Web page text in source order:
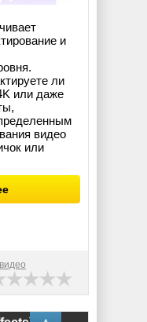
и
ли
или даже
видео
или